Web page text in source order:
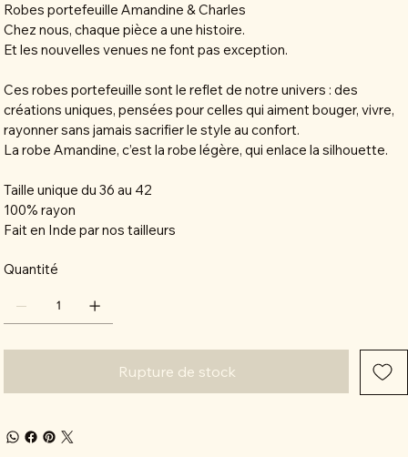
Robes portefeuille Amandine & Charles
Chez nous, chaque pièce a une histoire.
Et les nouvelles venues ne font pas exception.
Ces robes portefeuille sont le reflet de notre univers : des
créations uniques, pensées pour celles qui aiment bouger, vivre,
rayonner sans jamais sacrifier le style au confort.
La robe Amandine, c’est la robe légère, qui enlace la silhouette.
Taille unique du 36 au 42
100% rayon
Fait en Inde par nos tailleurs
Quantité
Rupture de stock